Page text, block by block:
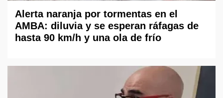
Alerta naranja por tormentas en el
AMBA: diluvia y se esperan ráfagas de
hasta 90 km/h y una ola de frío